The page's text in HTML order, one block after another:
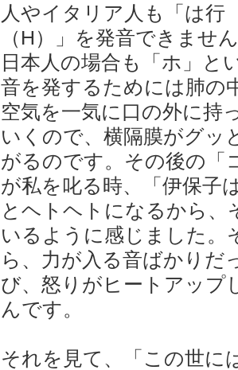
人やイタリア人も「は行
（H）」を発音できませ
日本人の場合も「ホ」と
音を発するためには肺の
空気を一気に口の外に持
いくので、横隔膜がグッ
がるのです。その後の「
が私を叱る時、「伊保子
とヘトヘトになるから、
いるように感じました。
ら、力が入る音ばかりだ
び、怒りがヒートアップ
んです。
それを見て、「この世に